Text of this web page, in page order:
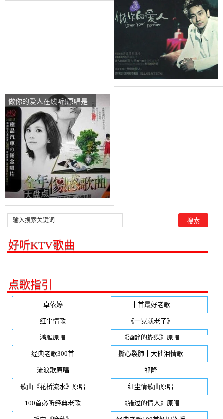
播:19次
做你的爱人在线听(原唱是
饶天亮)，美好的明天演唱
点播:20次
好听KTV歌曲
点歌指引
卓依婷(350) 十首最好老歌(300)
红尘情歌 《一晃就老了》
鸿雁原唱 《酒醉的蝴蝶》原唱
经典老歌300首 撕心裂肺十大催泪情歌(195)
流浪歌原唱 祁隆(188)
歌曲《花桥流水》原唱 红尘情歌曲原唱
100首必听经典老歌 《错过的情人》原唱